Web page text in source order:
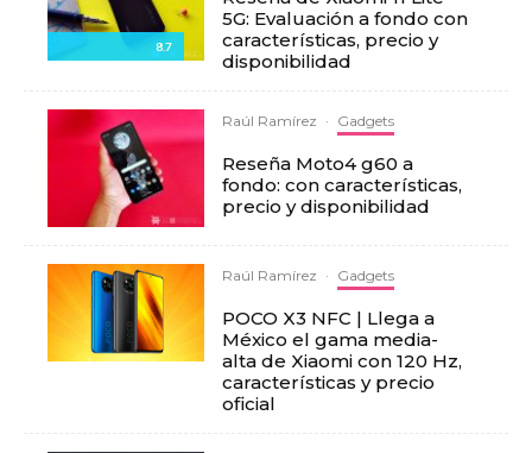
8.7
5G: Evaluación a fondo con
características, precio y
disponibilidad
Raúl Ramírez · Gadgets
Reseña Moto4 g60 a
fondo: con características,
precio y disponibilidad
Raúl Ramírez · Gadgets
POCO X3 NFC | Llega a
México el gama media-
alta de Xiaomi con 120 Hz,
características y precio
oficial